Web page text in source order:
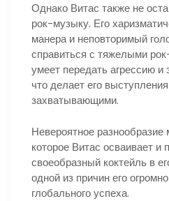
Однако Витас также не
рок-музыку. Его
манера и неповторимый
справиться с тяжелыми
умеет передать агрессию и
что делает его
захватывающими.
Невероятное
которое Витас осваивает и
своеобразный коктейль в
одной из причин его
глобального успеха.